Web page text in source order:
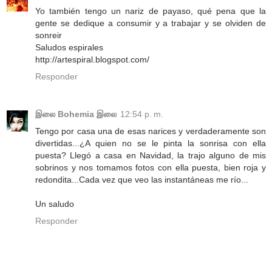
Yo también tengo un nariz de payaso, qué pena que la
gente se dedique a consumir y a trabajar y se olviden de
sonreir
Saludos espirales
http://artespiral.blogspot.com/
Responder
இலை Bohemia இலை 12:54 p. m.
Tengo por casa una de esas narices y verdaderamente son
divertidas...¿A quien no se le pinta la sonrisa con ella
puesta? Llegó a casa en Navidad, la trajo alguno de mis
sobrinos y nos tomamos fotos con ella puesta, bien roja y
redondita...Cada vez que veo las instantáneas me río...
Un saludo
Responder